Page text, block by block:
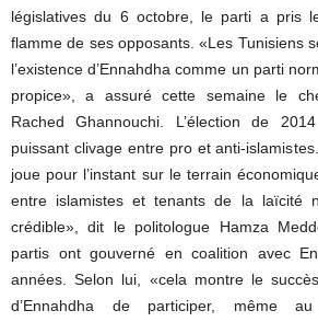
législatives du 6 octobre, le parti a pris
flamme de ses opposants. «Les Tunisiens
l’existence d’Ennahdha comme un parti
propice», a assuré cette semaine le
Rached Ghannouchi. L’élection de
puissant clivage entre pro et anti-
joue pour l’instant sur le terrain
entre islamistes et tenants de la laïcité
crédible», dit le politologue Hamza
partis ont gouverné en coalition avec
années. Selon lui, «cela montre le
d’Ennahdha de participer, même